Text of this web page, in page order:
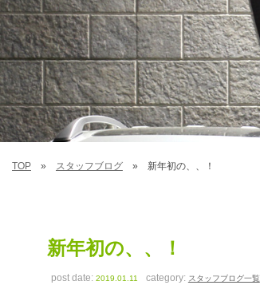
TOP スタッフブログ 新年初の、、！
新年初の、、！
post date:2019.01.11 category: スタッフブログ一覧